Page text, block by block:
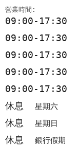
營業時間:
09:00-17:30
09:00-17:30
09:00-17:30
09:00-17:30
09:00-17:30
休息 星期六
休息 星期日
休息 銀行假期